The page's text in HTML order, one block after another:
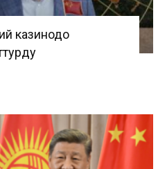
казинодо